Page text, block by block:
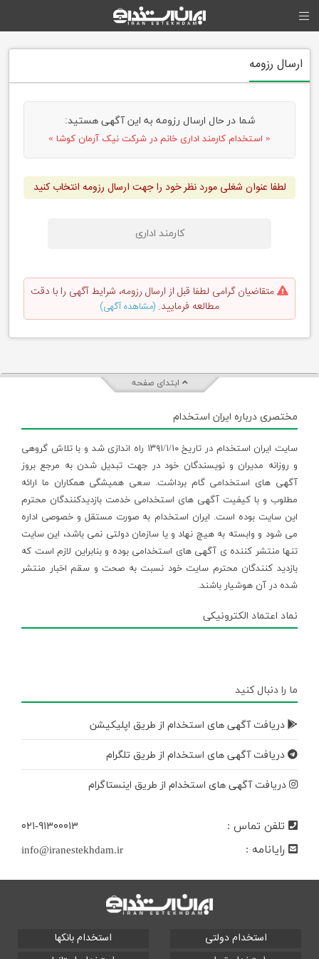
ارسال رزومه
شما در حال ارسال رزومه به این آگهی هستید:
« استخدام کارمند اداری خانم در شرکت نیک آرمان کوشا »
لطفا عنوان شغلی مورد نظر خود را جهت ارسال رزومه انتخاب کنید
کارمند اداری
متقاضیان گرامی لطفا قبل از ارسال رزومه، شرایط آگهی را با دقت
مطالعه فرمایید. (مشاهده آگهی)
ابتدای صفحه
مختصری درباره ایران استخدام
سایت ایران استخدام در تاریخ ۱۳۹۱/۱/۱۰ راه اندازی شد و با تلاش گروهی
و روزانه مدیران و نویسندگان خود در جهت تبدیل شدن به مرجع بروز
آگهی های استخدامی گام برداشت. سعی همیشگی همکاران ما ارائه
مطلوب و با کیفیت آگهی های استخدامی خدمت بازدیدکنندگان محترم
این سایت بوده است. ایران استخدام به صورت مستقل و خصوصی اداره
می شود و وابسته به هیچ نهاد و یا سازمان دولتی نمی باشد، این سایت
تنها منتشر کننده ی آگهی های استخدامی بوده و بنابراین لازم است که
بازدید کنندگان محترم سایت خود نسبت به صحت و سقم اخبار منتشر
شده در آن هوشیار باشند.
نماد اعتماد الکترونیکی
ما را دنبال کنید
دریافت آگهی های استخدام از طریق اپلیکیشن
دریافت آگهی های استخدام از طریق تلگرام
دریافت آگهی های استخدام از طریق اینستاگرام
تلفن تماس :
۰۲۱-۹۱۳۰۰۰۱۳
رایانامه :
info@iranestekhdam.ir
استخدام دولتی
استخدام بانکها